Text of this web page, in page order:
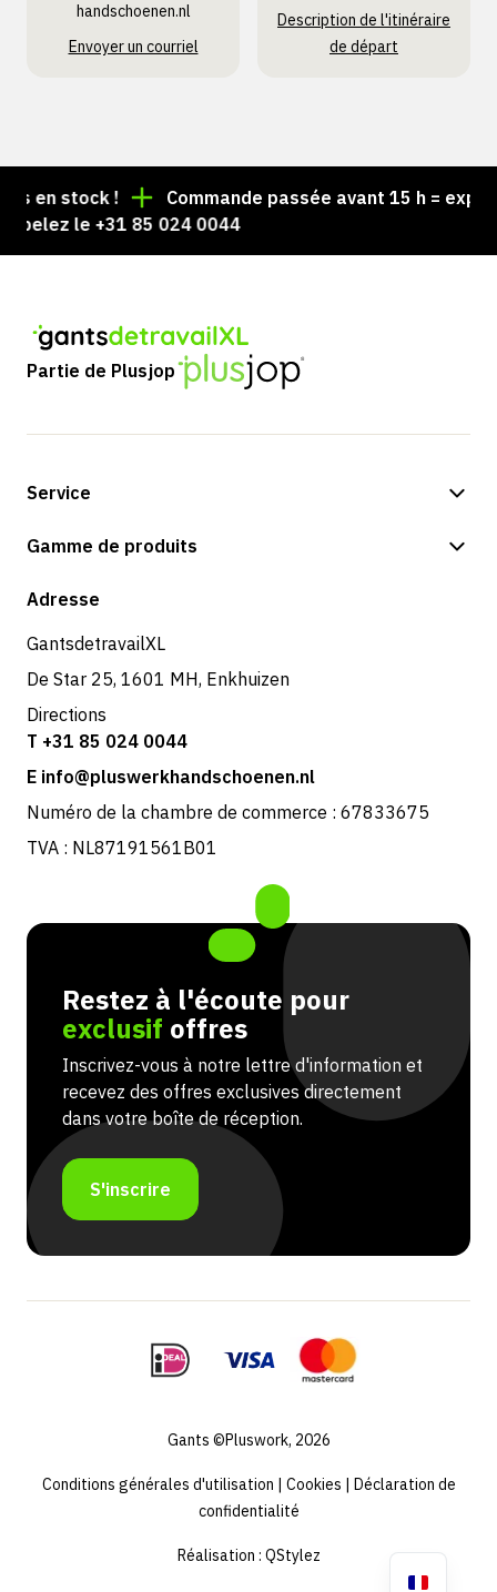
handschoenen.nl
Envoyer un courriel
Description de l'itinéraire
de départ
stock !
Commande passée avant 15 h =
le +31 85 024 0044
Partie de Plusjop
Service
Options de paiement
Retours et service
Gamme de produits
Boutique
Adresse
GantsdetravailXL
De Star 25, 1601 MH, Enkhuizen
Directions
T +31 85 024 0044
E info@pluswerkhandschoenen.nl
Numéro de la chambre de commerce : 67833675
TVA : NL87191561B01
Restez à l'écoute pour
exclusif offres
Inscrivez-vous à notre lettre d'information et
recevez des offres exclusives directement
dans votre boîte de réception.
S'inscrire
Gants ©Pluswork, 2026
Conditions générales d'utilisation | Cookies | Déclaration de
confidentialité
Réalisation : QStylez